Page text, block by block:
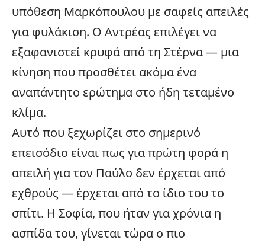
υπόθεση Μαρκόπουλου με σαφείς απειλές
για φυλάκιση. Ο Αντρέας επιλέγει να
εξαφανιστεί κρυφά από τη Στέρνα — μια
κίνηση που προσθέτει ακόμα ένα
αναπάντητο ερώτημα στο ήδη τεταμένο
κλίμα.
Αυτό που ξεχωρίζει στο σημερινό
επεισόδιο είναι πως για πρώτη φορά η
απειλή για τον Παύλο δεν έρχεται από
εχθρούς — έρχεται από το ίδιο του το
σπίτι. Η Σοφία, που ήταν για χρόνια η
ασπίδα του, γίνεται τώρα ο πιο